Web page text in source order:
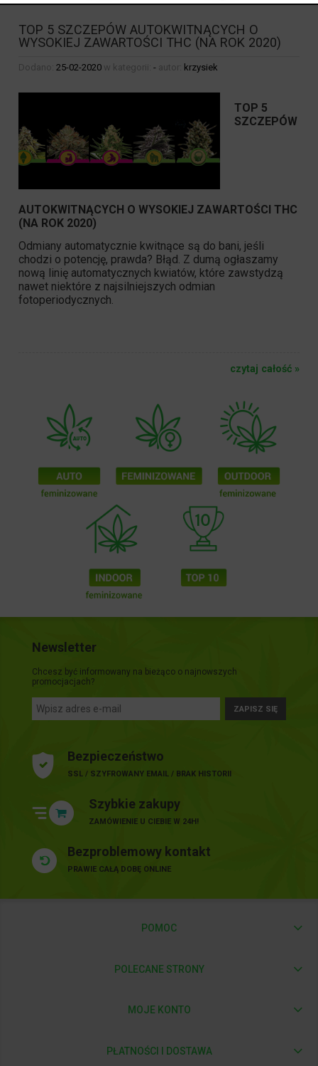
TOP 5 SZCZEPÓW AUTOKWITNĄCYCH O
WYSOKIEJ ZAWARTOŚCI THC (NA ROK 2020)
Dodano: 25-02-2020 w kategorii: - autor: krzysiek
TOP 5
SZCZEPÓW
AUTOKWITNĄCYCH O WYSOKIEJ ZAWARTOŚCI THC
(NA ROK 2020)
Odmiany automatycznie kwitnące są do bani, jeśli
chodzi o potencję, prawda? Błąd. Z dumą ogłaszamy
nową linię automatycznych kwiatów, które zawstydzą
nawet niektóre z najsilniejszych odmian
fotoperiodycznych.
czytaj całość »
Newsletter
Chcesz być informowany na bieżąco o najnowszych
promocjacjach?
ZAPISZ SIĘ
Bezpieczeństwo
SSL / SZYFROWANY EMAIL / BRAK HISTORII
Szybkie zakupy
ZAMÓWIENIE U CIEBIE W 24H!
Bezproblemowy kontakt
PRAWIE CAŁĄ DOBĘ ONLINE
POMOC
POLECANE STRONY
MOJE KONTO
PŁATNOŚCI I DOSTAWA